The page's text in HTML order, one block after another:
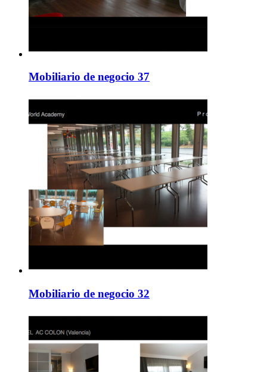
Mobiliario de negocio 37
Mobiliario de negocio 32